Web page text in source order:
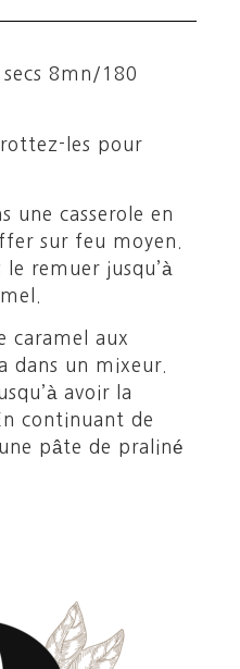
8mn/180
les pour
une casserole en
sur feu moyen.
le remuer jusqu’à
caramel aux
dans un mixeur.
avoir la
continuant de
pâte de praliné